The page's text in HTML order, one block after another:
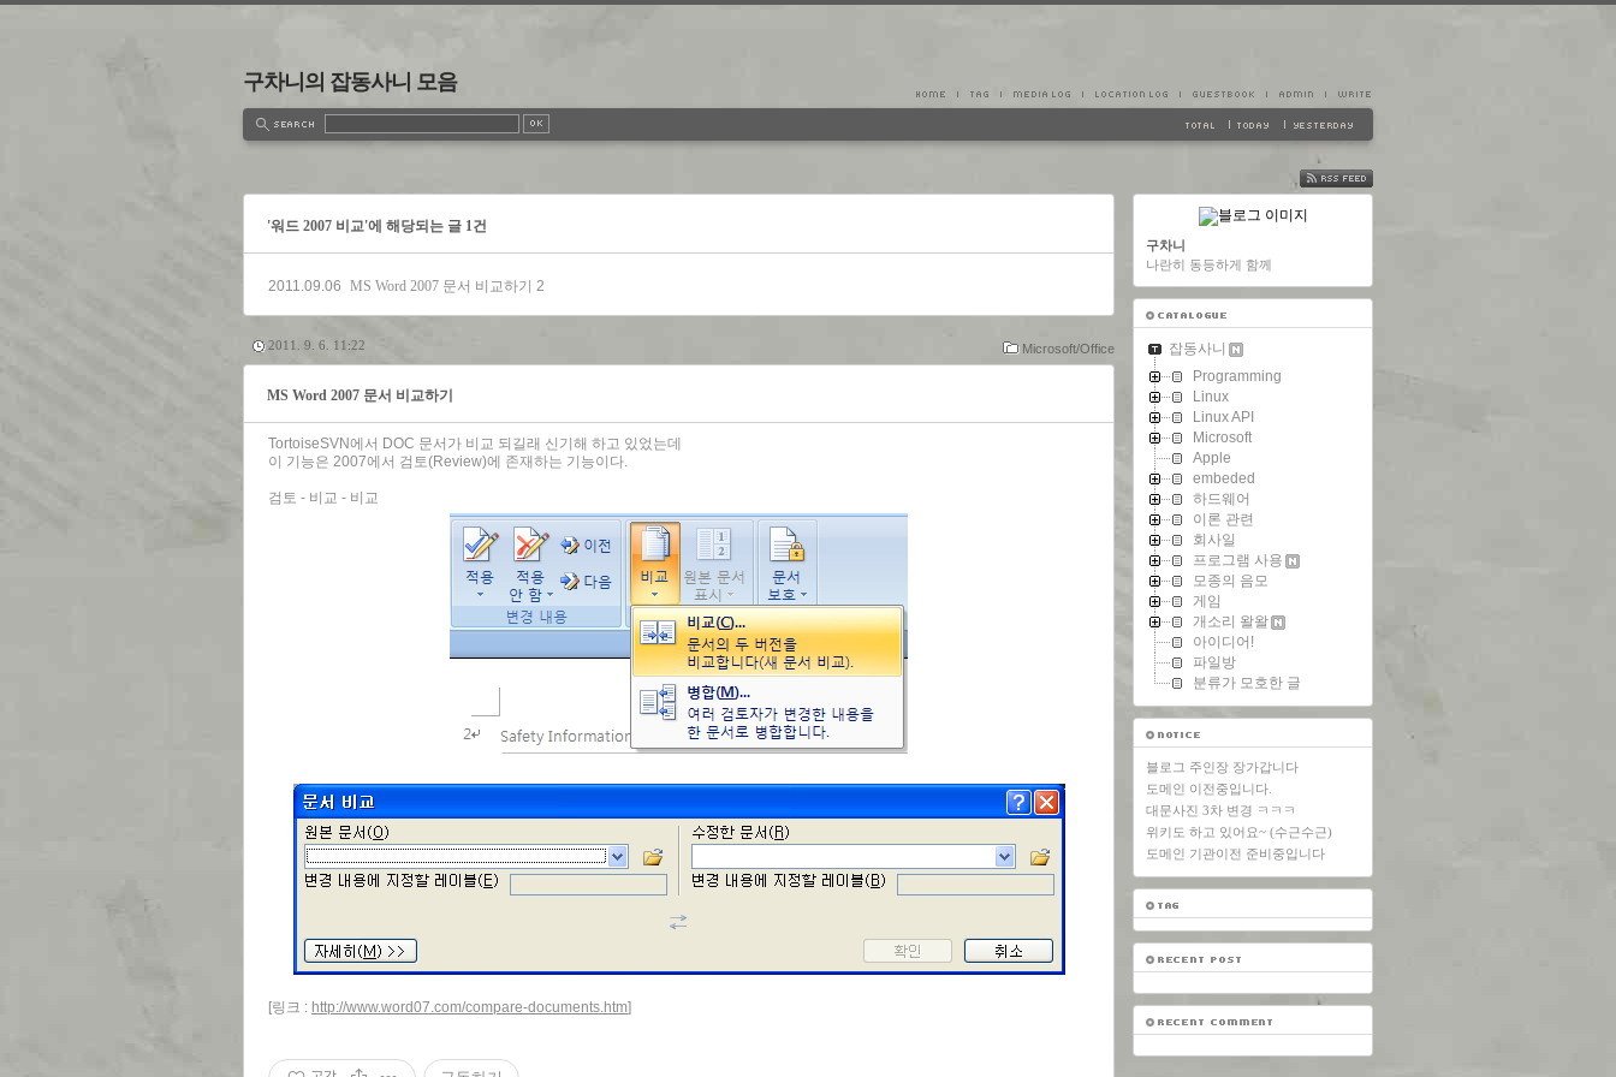
구차니의 잡동사니 모음
'워드 2007 비교'에 해당되는 글 1건
2011.09.06 MS Word 2007 문서 비교하기 2
Microsoft/Office
2011. 9. 6. 11:22
MS Word 2007 문서 비교하기
TortoiseSVN에서 DOC 문서가 비교 되길래 신기해 하고 있었는데
이 기능은 2007에서 검토(Review)에 존재하는 기능이다.
검토 - 비교 - 비교
[링크 : http://www.word07.com/compare-documents.htm]
FEED
구차니
나란히 동등하게 함께
잡동사니
Programming
Linux
Linux API
Microsoft
Apple
embeded
하드웨어
이론 관련
회사일
프로그램 사용
모종의 음모
게임
개소리 왈왈
아이디어!
파일방
분류가 모호한 글
블로그 주인장 장가갑니다
도메인 이전중입니다.
대문사진 3차 변경 ㅋㅋㅋ
위키도 하고 있어요~ (수근수근)
도메인 기관이전 준비중입니다